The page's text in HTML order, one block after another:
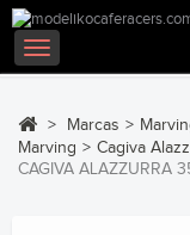
Navegación
Toggle
> Marcas >
Marving > Cagiva
CAGIVA ALAZZURRA